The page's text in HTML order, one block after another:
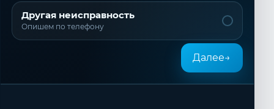
Другая неисправность
Опишем по телефону
Далее→